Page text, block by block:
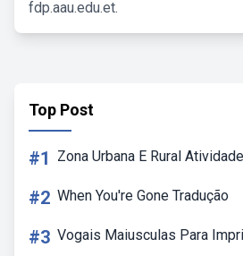
fdp.aau.edu.et.
Top Post
#1 Zona Urbana E Rural
#2 When You're Gone Tradução
#3 Vogais Maiusculas Para